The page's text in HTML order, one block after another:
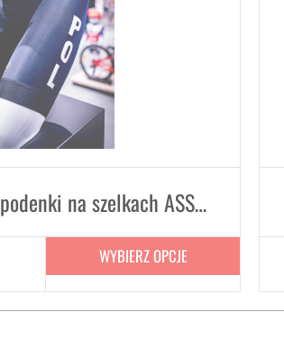
Letnie krótkie spodenki na szelkach ASSOS EQUIPE RS S9 KADRA POLSKI
WYBIERZ OPCJE